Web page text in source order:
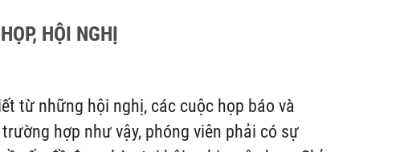
HỘI NGHỊ
từ những hội nghị, các cuộc họp báo và
hợp như vậy, phóng viên phải có sự